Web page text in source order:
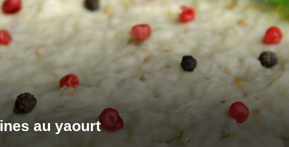
au yaourt